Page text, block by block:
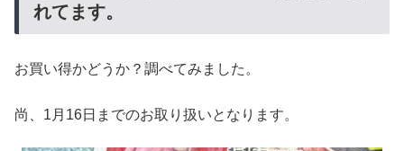
れてます。
お買い得かどうか？調べてみました。
尚、1月16日までのお取り扱いとなります。